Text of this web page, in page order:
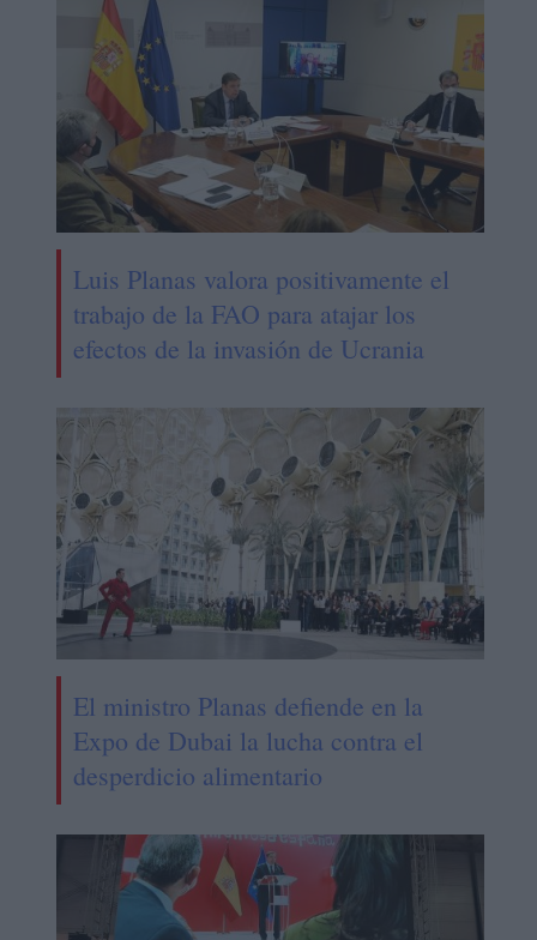
Luis Planas valora positivamente el
trabajo de la FAO para atajar los
efectos de la invasión de Ucrania
El ministro Planas defiende en la
Expo de Dubai la lucha contra el
desperdicio alimentario